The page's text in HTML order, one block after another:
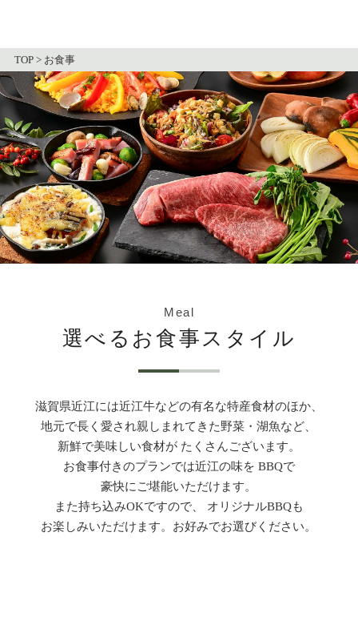
TOP > お食事
Meal
選べるお食事スタイル
滋賀県近江には近江牛などの有名な特産食材のほか、
地元で長く愛され親しまれてきた野菜・湖魚など、
新鮮で美味しい食材が たくさんございます。
お食事付きのプランでは近江の味を BBQで
豪快にご堪能いただけます。
また持ち込みOKですので、
オリジナルBBQも
お楽しみいただけます。 お好みでお選びください。